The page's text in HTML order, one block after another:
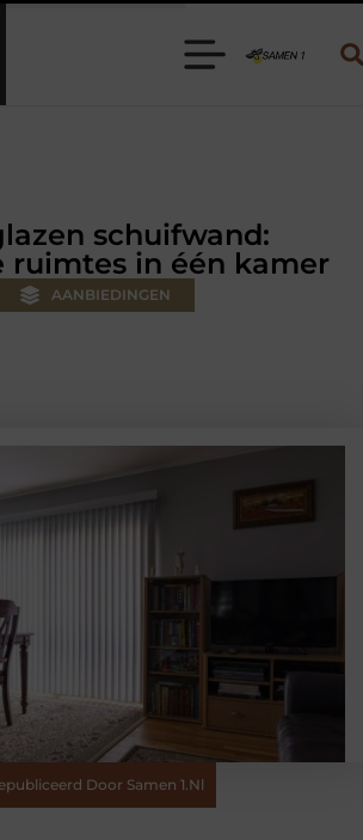
voor jouw klus
schuifwand:
ruimtes in één kamer
AANBIEDINGEN
Door Samen 1.nl